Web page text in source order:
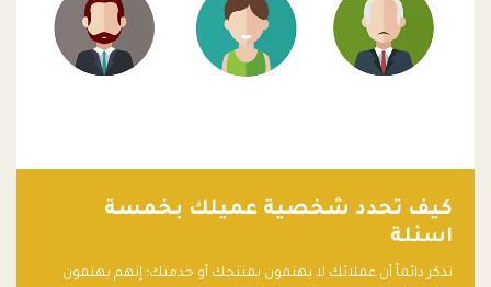
كيف تحدد شخصية عميلك بخمسة
اسئلة
تذكر دائماً أن عملائك لا يهتمون بمنتجك أو خدمتك؛ إنهم يهتمون